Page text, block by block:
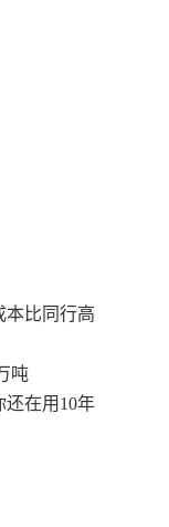
本比同行高
吨
还在用10年